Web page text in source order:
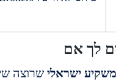
שרוצה שירות